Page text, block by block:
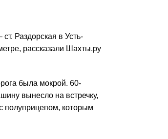
Раздорская в Усть-
рассказали Шахты.ру
была мокрой. 60-
вынесло на встречку,
полуприцепом, которым